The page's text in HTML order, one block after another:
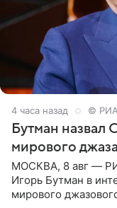
4 часа назад ©
Бутман
мирового джаза
МОСКВА, 8 авг —
Игорь Бутман в
мирового